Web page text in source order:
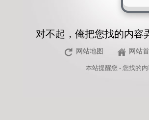
对不起，俺把您找的内容
网站地图 网站
本站提醒您 - 您找的